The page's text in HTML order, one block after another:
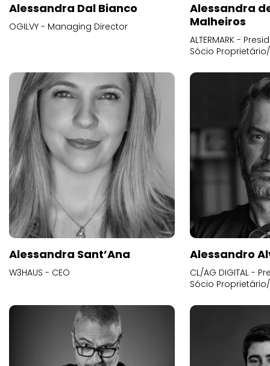
Alessandra Dal Bianco
OGILVY - Managing Director
Alessandra
Malheiros
ALTERMARK -
Sócio
Alessandra Sant’Ana
W3HAUS - CEO
Alessandro
CL/AG DIGITAL -
Sócio